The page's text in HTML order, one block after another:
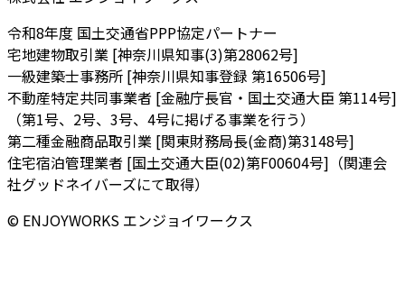
令和8年度 国土交通省PPP協定パートナー
宅地建物取引業 [神奈川県知事(3)第28062号]
一級建築士事務所 [神奈川県知事登録 第16506号]
不動産特定共同事業者 [金融庁長官・国土交通大臣 第114号]
（第1号、2号、3号、4号に掲げる事業を行う）
第二種金融商品取引業 [関東財務局長(金商)第3148号]
住宅宿泊管理業者 [国土交通大臣(02)第F00604号]（関連会
社グッドネイバーズにて取得）
© ENJOYWORKS エンジョイワークス